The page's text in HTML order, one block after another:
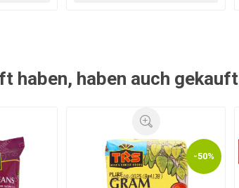
haben, haben auch gekauft
-50%